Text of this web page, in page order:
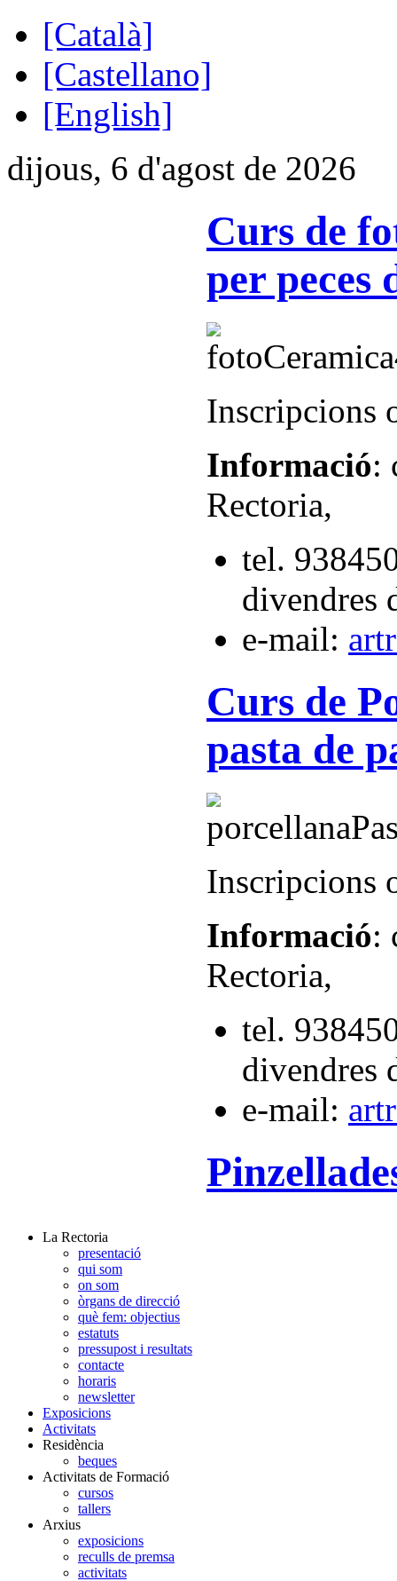
[Català]
[Castellano]
[English]
dijous, 6 d'agost de 2026
Curs de
per peces
Inscripcions
Informació:
Rectoria,
tel.
divendres
e-mail:
Curs de
pasta de
Inscripcions
Informació:
Rectoria,
tel.
divendres
e-mail:
La Rectoria
presentació
qui som
on som
òrgans de direcció
què fem: objectius
estatuts
pressupost i resultats
contacte
horaris
newsletter
Exposicions
Activitats
Residència
beques
Activitats de Formació
cursos
tallers
Arxius
exposicions
reculls de premsa
activitats